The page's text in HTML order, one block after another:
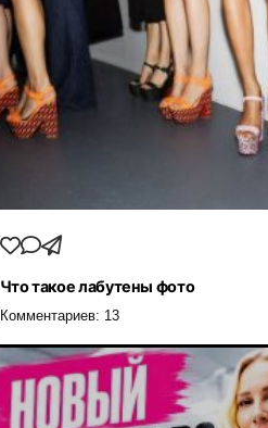
Что такое лабутены фото
Комментариев: 13